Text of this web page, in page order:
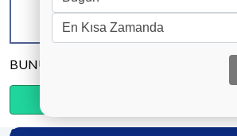
KAPASİTE
4 KİŞİ
BANYO & WC
2 ADET
BUNU PAYLAŞ